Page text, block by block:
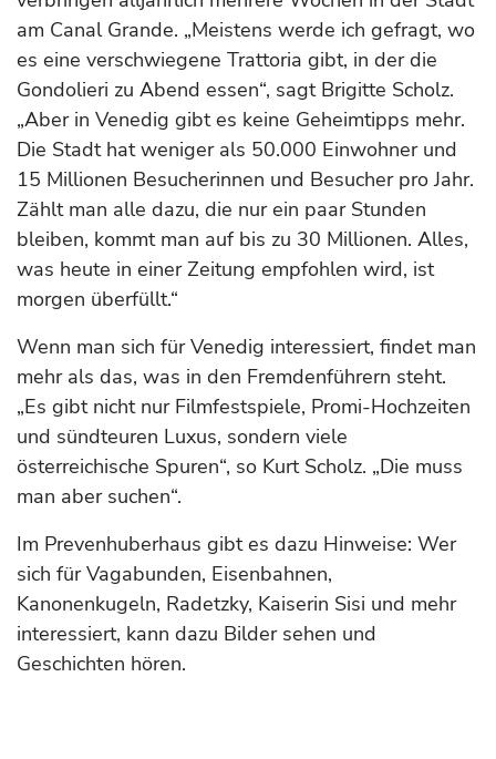
am Canal Grande. „Meistens werde ich gefragt, wo
es eine verschwiegene Trattoria gibt, in der die
Gondolieri zu Abend essen“, sagt Brigitte Scholz.
„Aber in Venedig gibt es keine Geheimtipps mehr.
Die Stadt hat weniger als 50.000 Einwohner und
15 Millionen Besucherinnen und Besucher pro Jahr.
Zählt man alle dazu, die nur ein paar Stunden
bleiben, kommt man auf bis zu 30 Millionen. Alles,
was heute in einer Zeitung empfohlen wird, ist
morgen überfüllt.“
Wenn man sich für Venedig interessiert, findet man
mehr als das, was in den Fremdenführern steht.
„Es gibt nicht nur Filmfestspiele, Promi-Hochzeiten
und sündteuren Luxus, sondern viele
österreichische Spuren“, so Kurt Scholz. „Die muss
man aber suchen“.
Im Prevenhuberhaus gibt es dazu Hinweise: Wer
sich für Vagabunden, Eisenbahnen,
Kanonenkugeln, Radetzky, Kaiserin Sisi und mehr
interessiert, kann dazu Bilder sehen und
Geschichten hören.